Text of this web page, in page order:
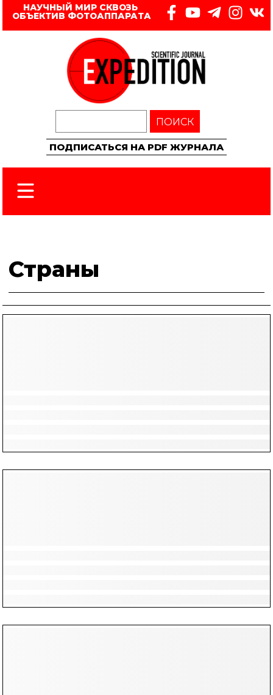
НАУЧНЫЙ МИР СКВОЗЬ
ОБЪЕКТИВ ФОТОАППАРАТА
ПОИСК
ПОДПИСАТЬСЯ НА PDF ЖУРНАЛА
Страны